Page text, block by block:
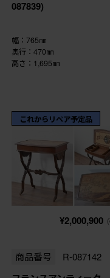
087839)
幅：765㎜
奥行：470㎜
高さ：1,695㎜
これからリペア予定品
¥2,000,900
商品番号 R-087142